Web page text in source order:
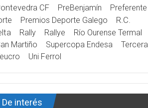
CF PreBenjamín
Preferente
Premios Deporte Galego
R.C.
Rally Rallye
Río Ourense Termal
Martiño
Supercopa Endesa
Tercera
Uni Ferrol
De interés